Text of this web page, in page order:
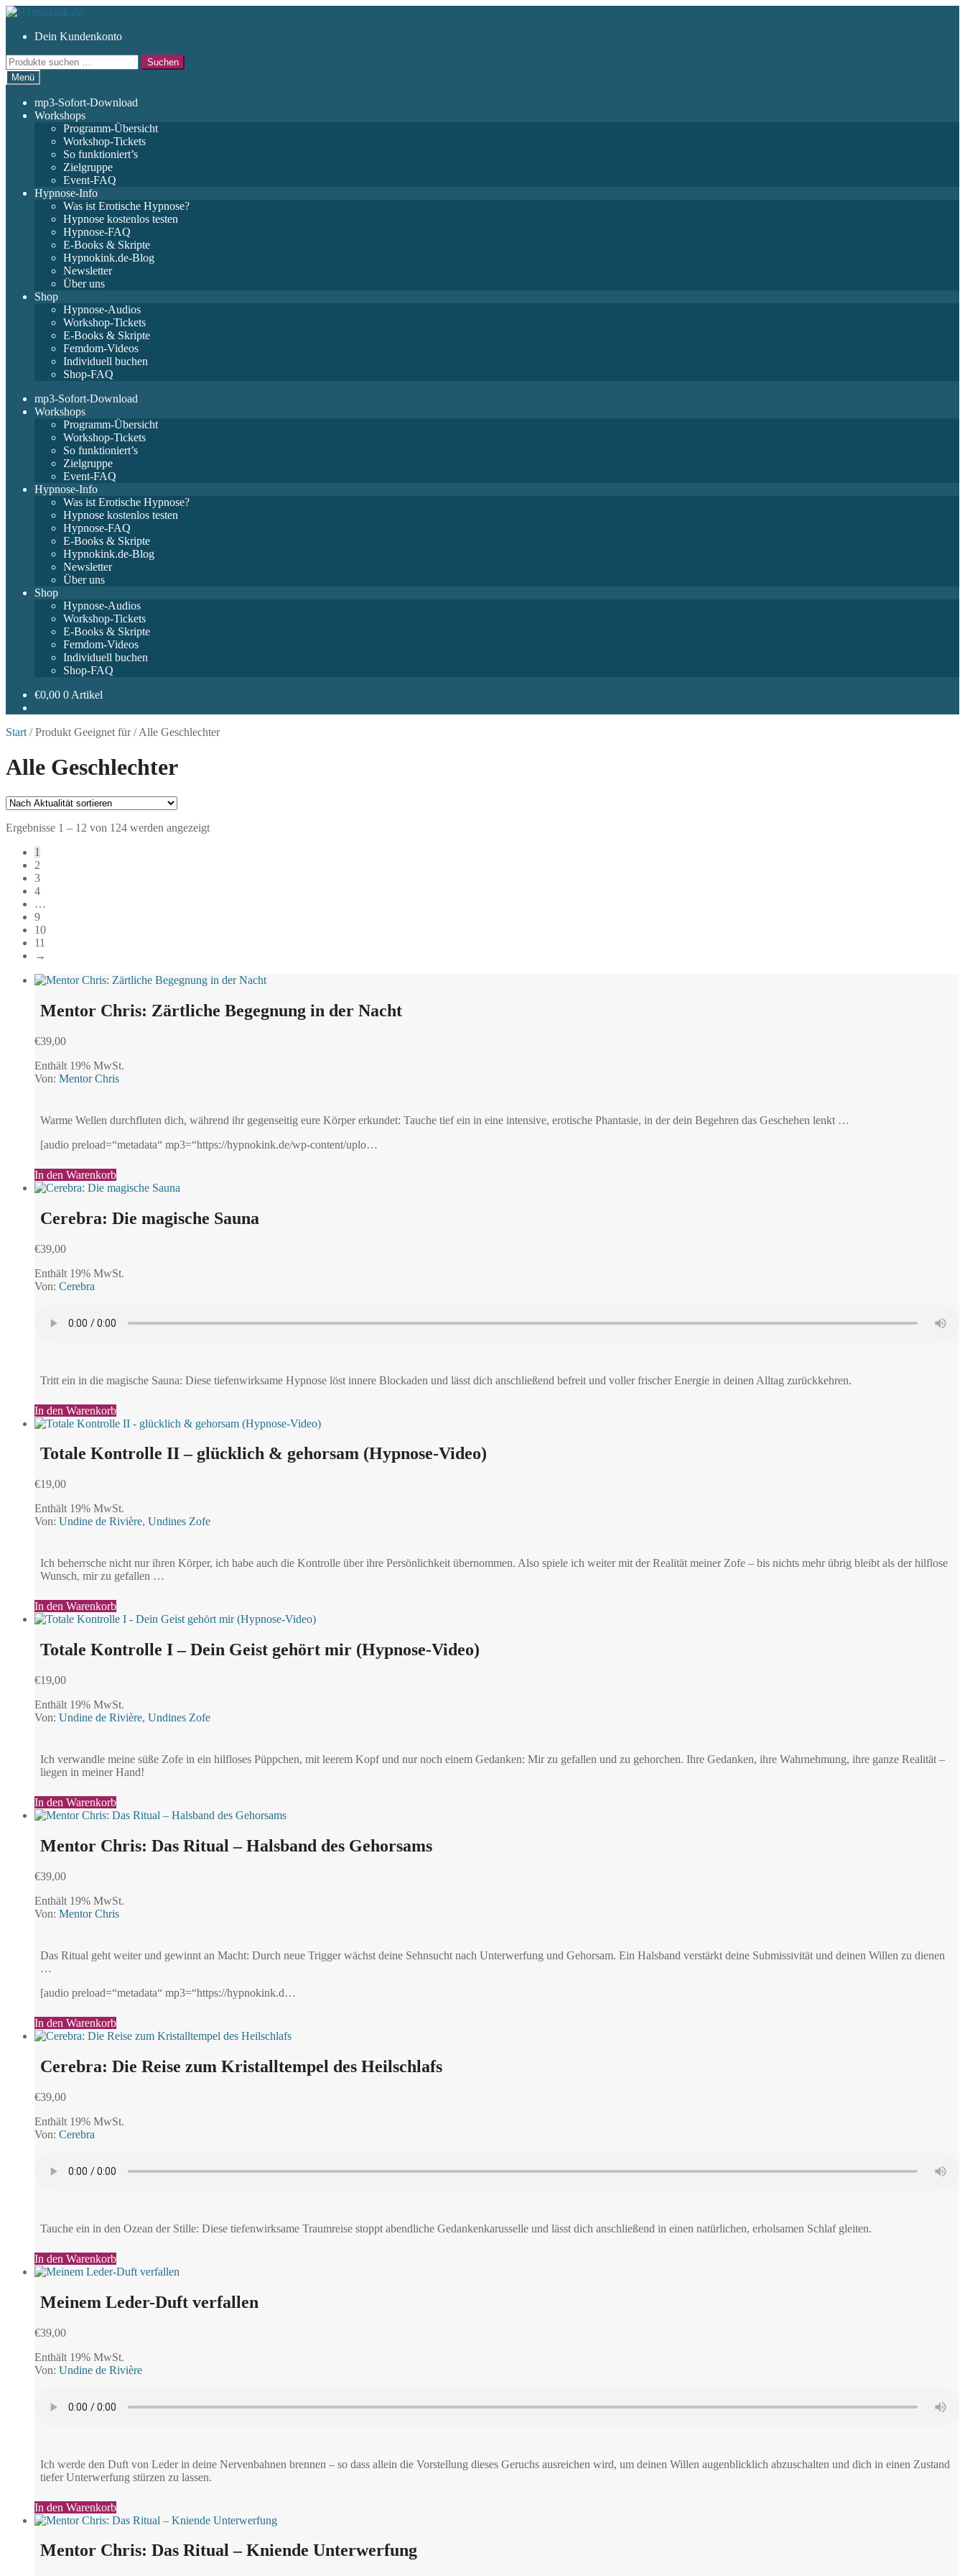
Zur
springen
Zum
springenDein Kundenkonto
Suchen
nach:
Suchen
Menü
mp3-Sofort-Download
Workshops
Programm-Übersicht
Workshop-Tickets
So funktioniert’s
Zielgruppe
Event-FAQ
Hypnose-Info
Was ist Erotische Hypnose?
Hypnose kostenlos testen
Hypnose-FAQ
E-Books & Skripte
Hypnokink.de-Blog
Newsletter
Über uns
Shop
Hypnose-Audios
Workshop-Tickets
E-Books & Skripte
Femdom-Videos
Individuell buchen
Shop-FAQ
mp3-Sofort-Download
Workshops
Programm-Übersicht
Workshop-Tickets
So funktioniert’s
Zielgruppe
Event-FAQ
Hypnose-Info
Was ist Erotische Hypnose?
Hypnose kostenlos testen
Hypnose-FAQ
E-Books & Skripte
Hypnokink.de-Blog
Newsletter
Über uns
Shop
Hypnose-Audios
Workshop-Tickets
E-Books & Skripte
Femdom-Videos
Individuell buchen
Shop-FAQ
€0,00 0 Artikel
Start /Produkt Geeignet für/Alle Geschlechter
Alle Geschlechter
Ergebnisse 1 – 12 von 124 werden angezeigtNach
1
2
3
4
…
9
10
11
→
Mentor Chris: Zärtliche Begegnung in der Nacht
€39,00
Enthält 19% MwSt.
Von: Mentor Chris
Warme Wellen durchfluten dich, während ihr gegenseitig eure Körper erkundet: Tauche tief ein in eine intensive, erotische Phantasie, in der dein Begehren das Geschehen lenkt …
[audio preload=“metadata“ mp3=“https://hypnokink.de/wp-content/uplo…
In den Warenkorb
Cerebra: Die magische Sauna
€39,00
Enthält 19% MwSt.
Von: Cerebra
Tritt ein in die magische Sauna: Diese tiefenwirksame Hypnose löst innere Blockaden und lässt dich anschließend befreit und voller frischer Energie in deinen Alltag zurückkehren.
In den Warenkorb
Totale Kontrolle II – glücklich & gehorsam (Hypnose-Video)
€19,00
Enthält 19% MwSt.
Von: Undine de Rivière, Undines Zofe
Ich beherrsche nicht nur ihren Körper, ich habe auch die Kontrolle über ihre Persönlichkeit übernommen. Also spiele ich weiter mit der Realität meiner Zofe – bis nichts mehr übrig bleibt als der hilflose
Wunsch, mir zu gefallen …
In den Warenkorb
Totale Kontrolle I – Dein Geist gehört mir (Hypnose-Video)
€19,00
Enthält 19% MwSt.
Von: Undine de Rivière, Undines Zofe
Ich verwandle meine süße Zofe in ein hilfloses Püppchen, mit leerem Kopf und nur noch einem Gedanken: Mir zu gefallen und zu gehorchen. Ihre Gedanken, ihre Wahrnehmung, ihre ganze Realität –
liegen in meiner Hand!
In den Warenkorb
Mentor Chris: Das Ritual – Halsband des Gehorsams
€39,00
Enthält 19% MwSt.
Von: Mentor Chris
Das Ritual geht weiter und gewinnt an Macht: Durch neue Trigger wächst deine Sehnsucht nach Unterwerfung und Gehorsam. Ein Halsband verstärkt deine Submissivität und deinen Willen zu dienen
…
[audio preload=“metadata“ mp3=“https://hypnokink.d…
In den Warenkorb
Cerebra: Die Reise zum Kristalltempel des Heilschlafs
€39,00
Enthält 19% MwSt.
Von: Cerebra
Tauche ein in den Ozean der Stille: Diese tiefenwirksame Traumreise stoppt abendliche Gedankenkarusselle und lässt dich anschließend in einen natürlichen, erholsamen Schlaf gleiten.
In den Warenkorb
Meinem Leder-Duft verfallen
€39,00
Enthält 19% MwSt.
Von: Undine de Rivière
Ich werde den Duft von Leder in deine Nervenbahnen brennen – so dass allein die Vorstellung dieses Geruchs ausreichen wird, um deinen Willen augenblicklich abzuschalten und dich in einen Zustand
tiefer Unterwerfung stürzen zu lassen.
In den Warenkorb
Mentor Chris: Das Ritual – Kniende Unterwerfung